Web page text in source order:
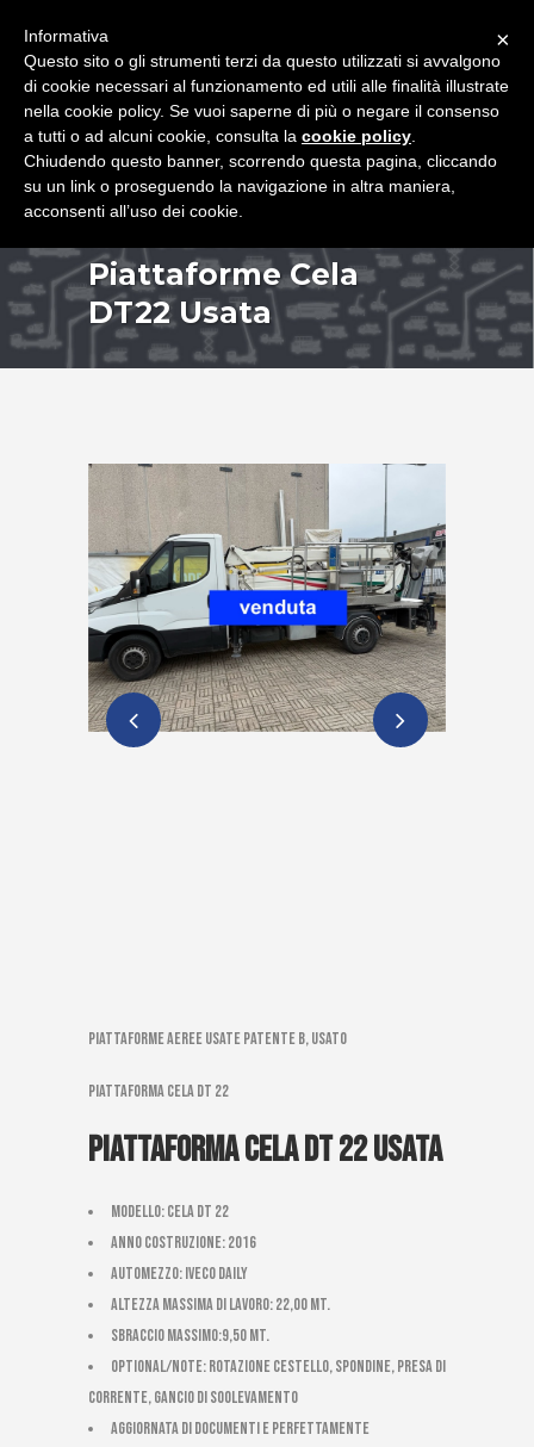
Piattaforme Cela
DT22 Usata
Piattaforme aeree usate patente B, Usato
piattaforma cela DT 22
Piattaforma Cela DT 22 Usata
Modello: Cela DT 22
Anno costruzione: 2016
Automezzo: Iveco Daily
Altezza massima di Lavoro: 22,00 mt.
Sbraccio massimo:9,50 mt.
Optional/Note: ROTAZIONE CESTELLO, SPONDINE, PRESA DI
CORRENTE, GANCIO DI SOOLEVAMENTO
AGGIORNATA DI DOCUMENTI E PERFETTAMENTE
×
Informativa
Questo sito o gli strumenti terzi da questo utilizzati si avvalgono
di cookie necessari al funzionamento ed utili alle finalità illustrate
nella cookie policy. Se vuoi saperne di più o negare il consenso
a tutti o ad alcuni cookie, consulta la cookie policy
Chiudendo questo banner, scorrendo questa pagina, cliccando
su un link o proseguendo la navigazione in altra maniera,
acconsenti all’uso dei cookie.